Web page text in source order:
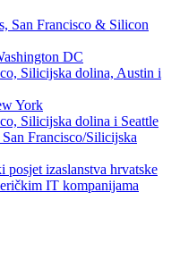
San Francisco & Silicon
DC
Silicijska dolina, Austin i
York
Silicijska dolina i Seattle
Francisco/Silicijska
posjet izaslanstva hrvatske
IT kompanijama